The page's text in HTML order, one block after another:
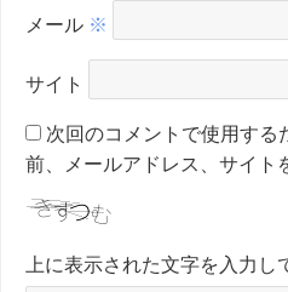
メール ※
サイト
次回のコメントで使用する
前、メールアドレス、サイト
上に表示された文字を入力し